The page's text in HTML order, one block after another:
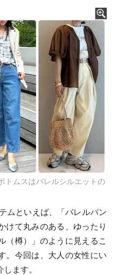
トムスはバレルシルエットの
ムといえば、「バレルパン
けて丸みのある、ゆったり
（樽）」のように見えるこ
。今回は、大人の女性にい
ます。